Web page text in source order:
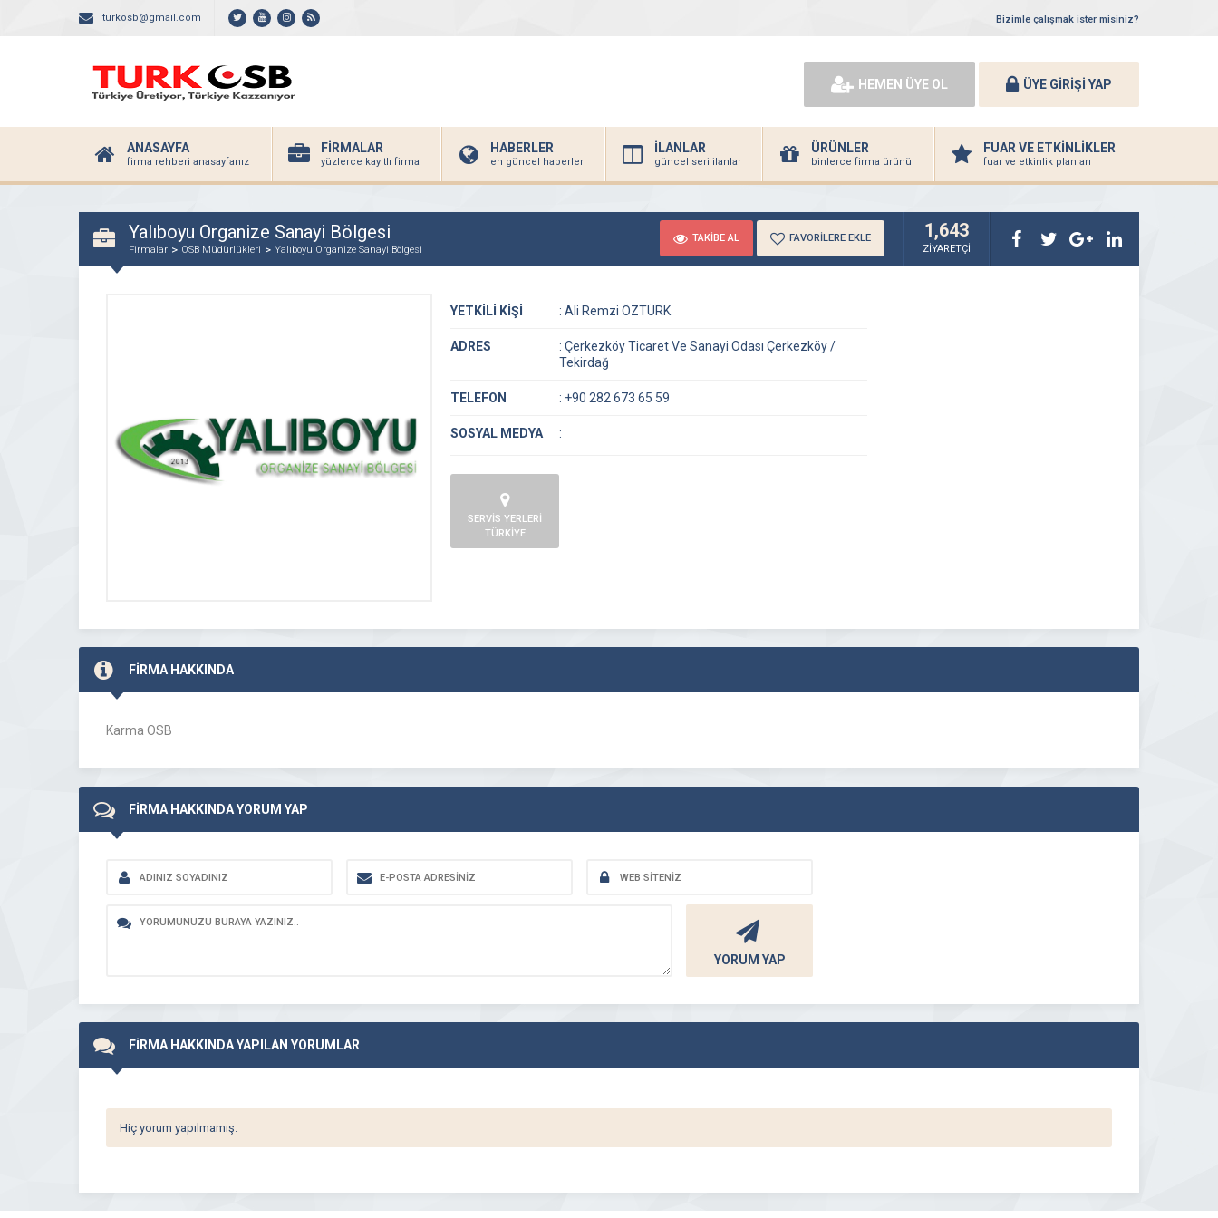
turkosb@gmail.com Bizimle çalışmak ister misiniz?
HEMEN ÜYE OL ÜYE GİRİŞİ YAP
ANASAYFA
firma rehberi anasayfanız
FİRMALAR
yüzlerce kayıtlı firma
HABERLER
en güncel haberler
İLANLAR
güncel seri ilanlar
ÜRÜNLER
binlerce firma ürünü
FUAR VE ETKİNLİKLER
fuar ve etkinlik planları
Yalıboyu Organize Sanayi Bölgesi
Firmalar OSB Müdürlükleri Yalıboyu Organize Sanayi Bölgesi
TAKİBE AL FAVORİLERE EKLE 1,643
ZİYARETÇİ
YETKİLİ KİŞİ : Ali Remzi ÖZTÜRK
ADRES : Çerkezköy Ticaret Ve Sanayi Odası Çerkezköy /
Tekirdağ
TELEFON : +90 282 673 65 59
SOSYAL MEDYA :
SERVİS YERLERİ
TÜRKİYE
FİRMA HAKKINDA
Karma OSB
FİRMA HAKKINDA YORUM YAP
YORUM YAP
FİRMA HAKKINDA YAPILAN YORUMLAR
Hiç yorum yapılmamış.